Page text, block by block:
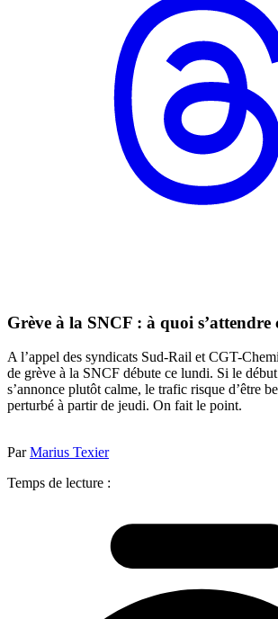
Grève à la SNCF : à quoi s’attendre
A l’appel des syndicats Sud-Rail et CGT-
de grève à la SNCF débute ce lundi. Si le
s’annonce plutôt calme, le trafic risque d’être
perturbé à partir de jeudi. On fait le point.
ParMarius Texier
Temps de lecture :